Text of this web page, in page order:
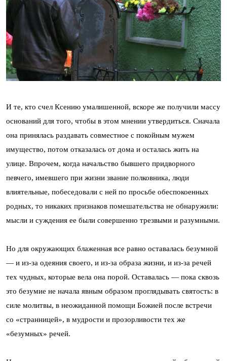
И те, кто счел Ксению умалишенной, вскоре же получили массу
оснований для того, чтобы в этом мнении утвердиться. Сначала
она принялась раздавать совместное с покойным мужем
имущество, потом отказалась от дома и осталась жить на
улице. Впрочем, когда начальство бывшего придворного
певчего, имевшего при жизни звание полковника, люди
влиятельные, побеседовали с ней по просьбе обеспокоенных
родных, то никаких признаков помешательства не обнаружили:
мысли и суждения ее были совершенно трезвыми и разумными.
Но для окружающих блаженная все равно оставалась безумной
— и из-за одеяния своего, и из-за образа жизни, и из-за речей
тех чудных, которые вела она порой. Оставалась — пока сквозь
это безумие не начала явным образом проглядывать святость: в
силе молитвы, в неожиданной помощи Божией после встречи
со «странницей», в мудрости и прозорливости тех же
«безумных» речей.